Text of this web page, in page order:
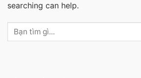
searching can help.